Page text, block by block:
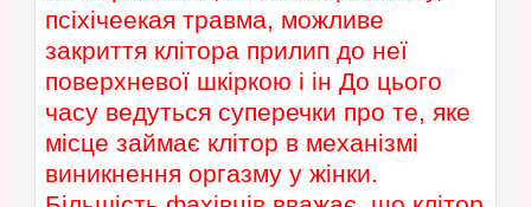
псіхічеекая травма, можливе
закриття клітора прилип до неї
поверхневої шкіркою і ін До цього
часу ведуться суперечки про те, яке
місце займає клітор в механізмі
виникнення оргазму у жінки.